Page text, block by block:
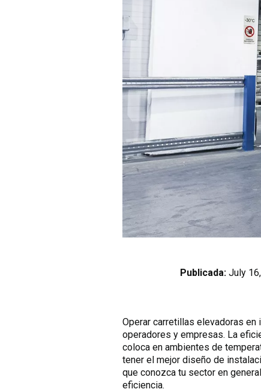
Publicada: July
Operar carretillas elevadoras
operadores y empresas. La
coloca en ambientes de
tener el mejor diseño de
que conozca tu sector en
eficiencia.